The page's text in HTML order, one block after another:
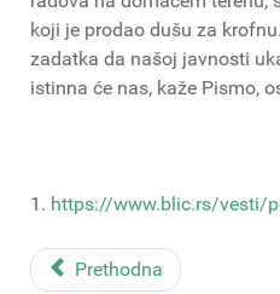
koji je prodao dušu za
zadatka da našoj javnosti
istinna će nas, kaže Pismo,
1. https://www.blic.rs/vesti/
Prethodna